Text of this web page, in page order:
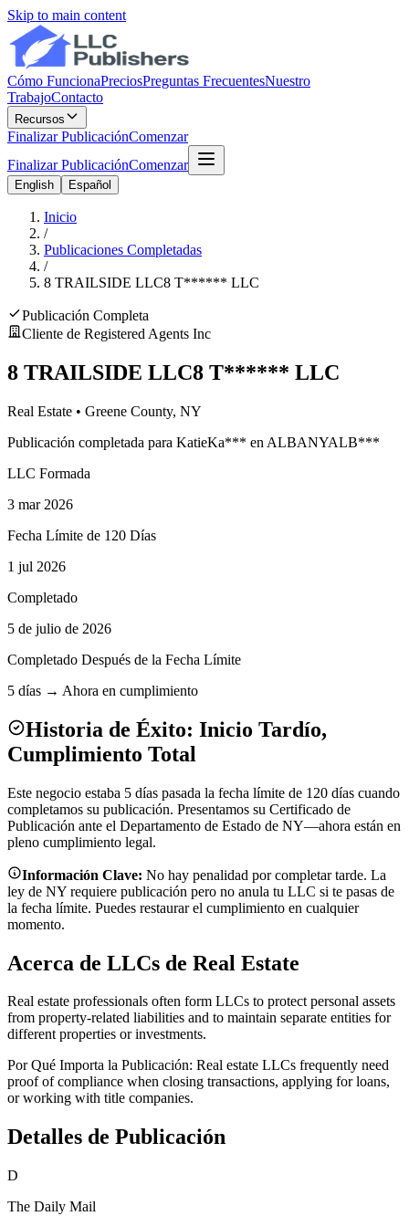
Skip to main content
Cómo FuncionaPreciosPreguntas FrecuentesNuestro
TrabajoContacto
Recursos
Finalizar PublicaciónComenzar
Finalizar PublicaciónComenzar
English Español
Inicio
/
Publicaciones Completadas
/
8 TRAILSIDE LLC8 T****** LLC
Publicación Completa
Cliente de Registered Agents Inc
8 TRAILSIDE LLC8 T****** LLC
Real Estate • Greene County, NY
Publicación completada para KatieKa*** en ALBANYALB***
LLC Formada
3 mar 2026
Fecha Límite de 120 Días
1 jul 2026
Completado
5 de julio de 2026
Completado Después de la Fecha Límite
5 días → Ahora en cumplimiento
Historia de Éxito: Inicio Tardío,
Cumplimiento Total
Este negocio estaba 5 días pasada la fecha límite de 120 días cuando
completamos su publicación. Presentamos su Certificado de
Publicación ante el Departamento de Estado de NY—ahora están en
pleno cumplimiento legal.
Información Clave: No hay penalidad por completar tarde. La
ley de NY requiere publicación pero no anula tu LLC si te pasas de
la fecha límite. Puedes restaurar el cumplimiento en cualquier
momento.
Acerca de LLCs de Real Estate
Real estate professionals often form LLCs to protect personal assets
from property-related liabilities and to maintain separate entities for
different properties or investments.
Por Qué Importa la Publicación: Real estate LLCs frequently need
proof of compliance when closing transactions, applying for loans,
or working with title companies.
Detalles de Publicación
D
The Daily Mail